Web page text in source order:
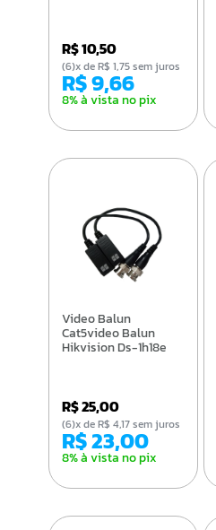
R$ 10,50
R$ 9,66
8% à vista no pix
(6)x de R$ 1,75 sem juros
Video Balun
Cat5video Balun
Hikvision Ds-1h18e
R$ 25,00
R$ 23,00
8% à vista no pix
(6)x de R$ 4,17 sem juros